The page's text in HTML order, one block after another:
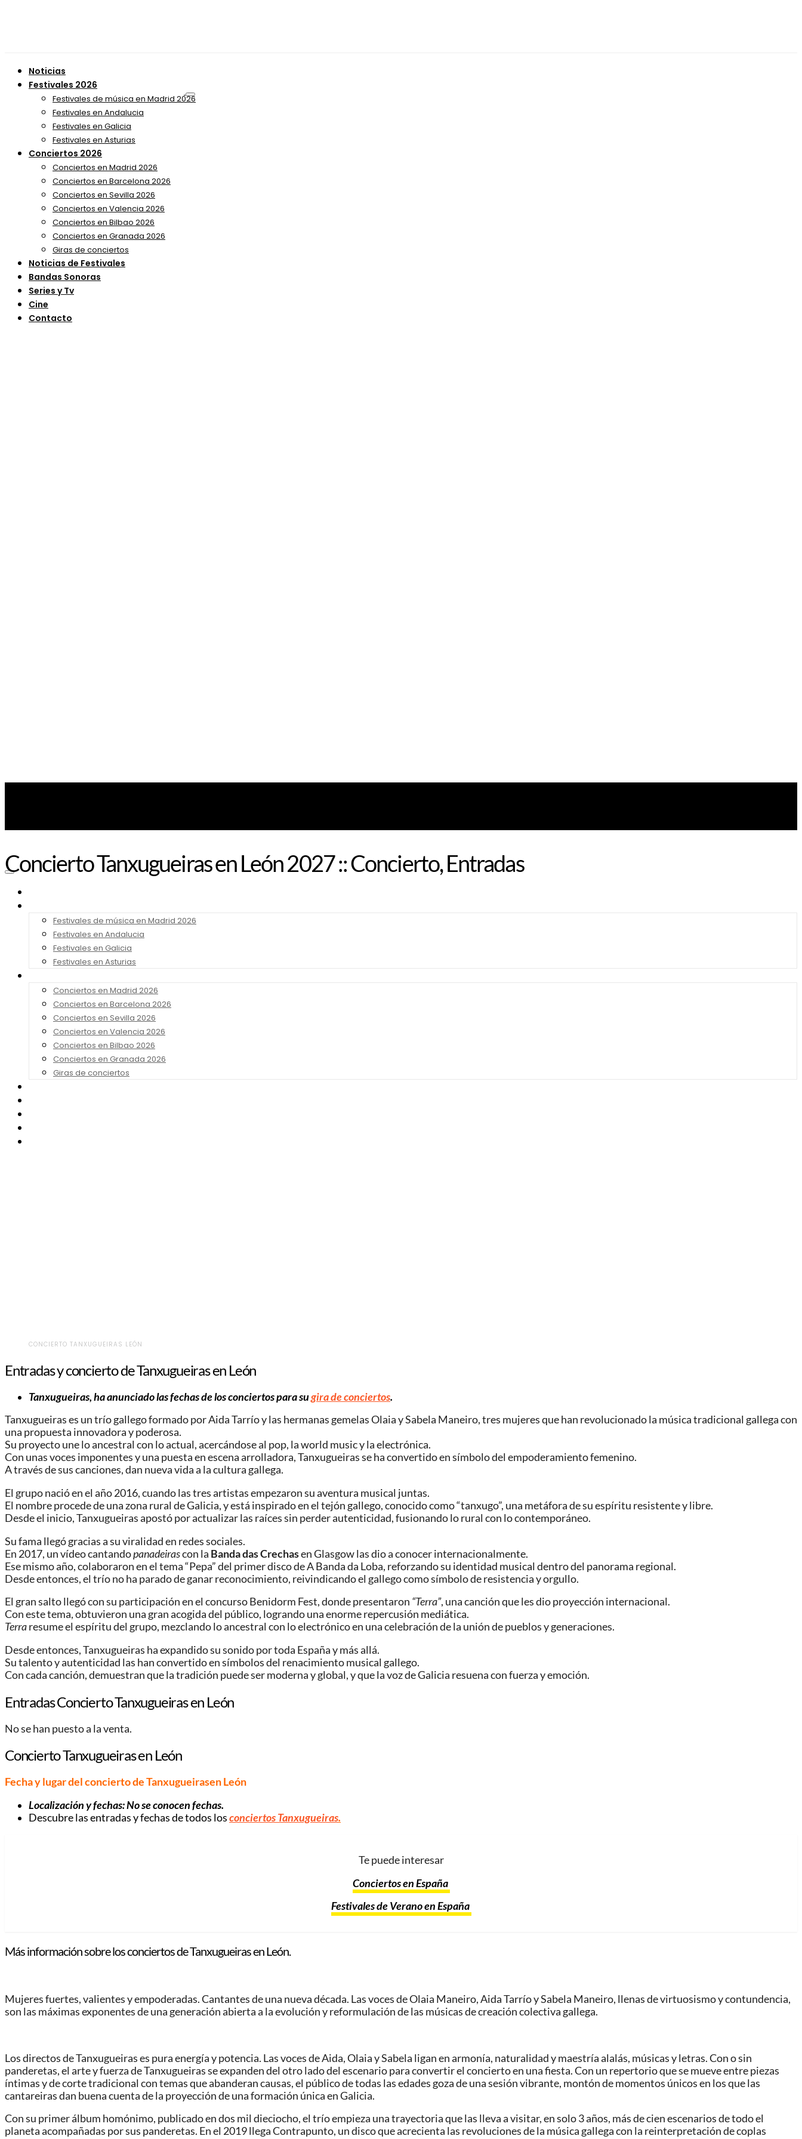
Noticias
Festivales 2026
Festivales de música en Madrid 2026
Festivales en Andalucia
Festivales en Galicia
Festivales en Asturias
Conciertos 2026
Conciertos en Madrid 2026
Conciertos en Barcelona 2026
Conciertos en Sevilla 2026
Conciertos en Valencia 2026
Conciertos en Bilbao 2026
Conciertos en Granada 2026
Giras de conciertos
Noticias de Festivales
Bandas Sonoras
Series y Tv
Cine
Contacto
Festivales de música en Madrid 2026
Festivales en Andalucia
Festivales en Galicia
Festivales en Asturias
Conciertos en Madrid 2026
Conciertos en Barcelona 2026
Conciertos en Sevilla 2026
Conciertos en Valencia 2026
Conciertos en Bilbao 2026
Conciertos en Granada 2026
Giras de conciertos
Concierto Tanxugueiras en León 2027 :: Concierto, Entradas
CONCIERTO TANXUGUEIRAS LEÓN
Entradas y concierto de Tanxugueiras en León
Tanxugueiras, ha anunciado las fechas de los conciertos para sugira de conciertos.
Tanxugueiras es un trío gallego formado por Aida Tarrío y las hermanas gemelas Olaia y Sabela Maneiro, tres mujeres que han revolucionado la música tradicional gallega con
una propuesta innovadora y poderosa.
Su proyecto une lo ancestral con lo actual, acercándose al pop, la world music y la electrónica.
Con unas voces imponentes y una puesta en escena arrolladora, Tanxugueiras se ha convertido en símbolo del empoderamiento femenino.
A través de sus canciones, dan nueva vida a la cultura gallega.
El grupo nació en el año 2016, cuando las tres artistas empezaron su aventura musical juntas.
El nombre procede de una zona rural de Galicia, y está inspirado en el tejón gallego, conocido como “tanxugo”, una metáfora de su espíritu resistente y libre.
Desde el inicio, Tanxugueiras apostó por actualizar las raíces sin perder autenticidad, fusionando lo rural con lo contemporáneo.
Su fama llegó gracias a su viralidad en redes sociales.
En 2017, un vídeo cantandopanadeirascon la Banda das Crechasen Glasgow las dio a conocer internacionalmente.
Ese mismo año, colaboraron en el tema “Pepa” del primer disco de A Banda da Loba, reforzando su identidad musical dentro del panorama regional.
Desde entonces, el trío no ha parado de ganar reconocimiento, reivindicando el gallego como símbolo de resistencia y orgullo.
El gran salto llegó con su participación en el concurso Benidorm Fest, donde presentaron “Terra”, una canción que les dio proyección internacional.
Con este tema, obtuvieron una gran acogida del público, logrando una enorme repercusión mediática.
Terraresume el espíritu del grupo, mezclando lo ancestral con lo electrónico en una celebración de la unión de pueblos y generaciones.
Desde entonces, Tanxugueiras ha expandido su sonido por toda España y más allá.
Su talento y autenticidad las han convertido en símbolos del renacimiento musical gallego.
Con cada canción, demuestran que la tradición puede ser moderna y global, y que la voz de Galicia resuena con fuerza y emoción.
Entradas Concierto Tanxugueiras en León
No se han puesto a la venta.
Concierto Tanxugueiras en León
Fecha y lugar del concierto de Tanxugueirasen León
Localización y fechas: No se conocen fechas.
Descubre las entradas y fechas de todos losconciertos Tanxugueiras.
Te puede interesar
Conciertos en España
Festivales de Verano en España
Más información sobre los conciertos de Tanxugueiras en León.
Mujeres fuertes, valientes y empoderadas. Cantantes de una nueva década. Las voces de Olaia Maneiro, Aida Tarrío y Sabela Maneiro, llenas de virtuosismo y contundencia,
son las máximas exponentes de una generación abierta a la evolución y reformulación de las músicas de creación colectiva gallega.
Los directos de Tanxugueiras es pura energía y potencia. Las voces de Aida, Olaia y Sabela ligan en armonía, naturalidad y maestría alalás, músicas y letras. Con o sin
panderetas, el arte y fuerza de Tanxugueiras se expanden del otro lado del escenario para convertir el concierto en una fiesta. Con un repertorio que se mueve entre piezas
íntimas y de corte tradicional con temas que abanderan causas, el público de todas las edades goza de una sesión vibrante, montón de momentos únicos en los que las
cantareiras dan buena cuenta de la proyección de una formación única en Galicia.
Con su primer álbum homónimo, publicado en dos mil dieciocho, el trío empieza una trayectoria que las lleva a visitar, en solo 3 años, más de cien escenarios de todo el
planeta acompañadas por sus panderetas. En el 2019 llega Contrapunto, un disco que acrecienta las revoluciones de la música gallega con la reinterpretación de coplas